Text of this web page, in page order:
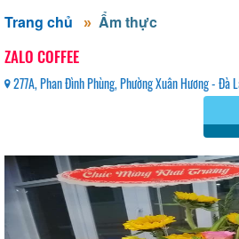
Trang chủ Ẩm thực
ZALO COFFEE
277A, Phan Đình Phùng, Phường Xuân Hương -